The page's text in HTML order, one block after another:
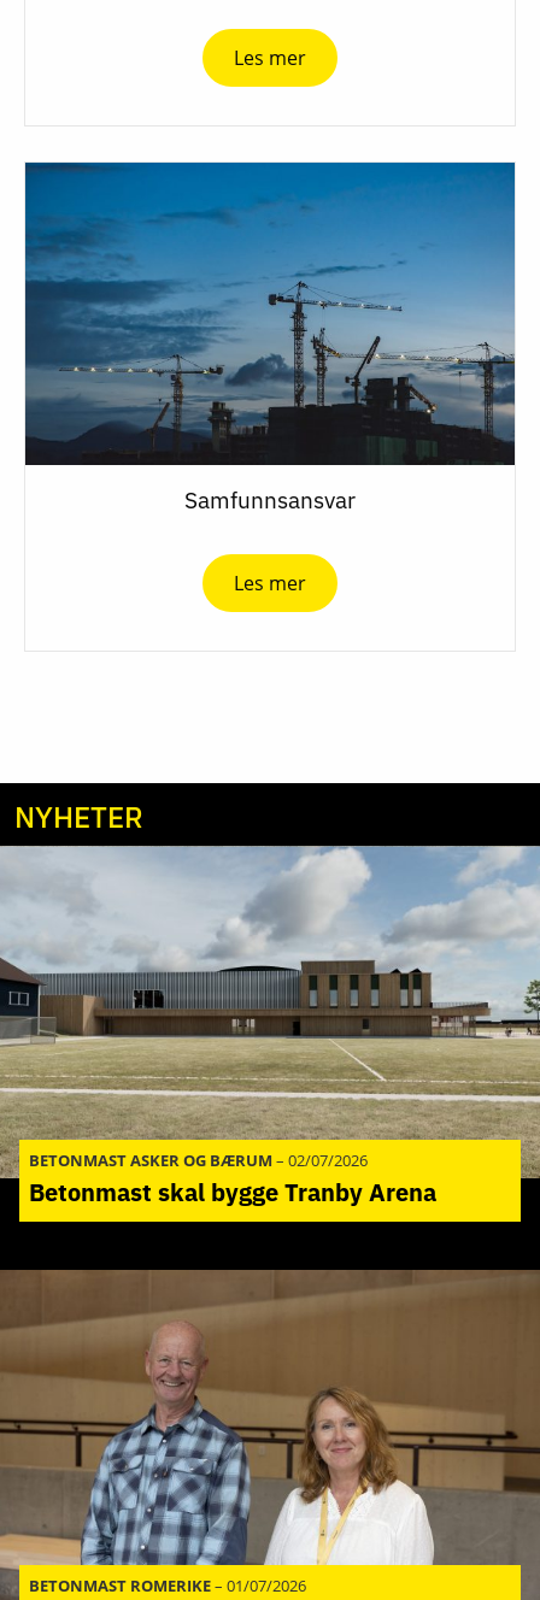
Les mer
Samfunnsansvar
Les mer
NYHETER
BETONMAST ASKER OG BÆRUM – 02/07/2026
Betonmast skal bygge Tranby Arena
BETONMAST ROMERIKE– 01/07/2026